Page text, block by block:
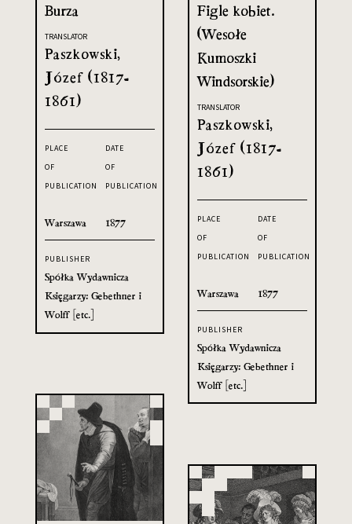
Burza
TRANSLATOR
Paszkowski,
Józef (1817-
1861)
PLACE
OF
PUBLICATION
Warszawa
DATE
OF
PUBLICATION
1877
PUBLISHER
Spółka Wydawnicza
Księgarzy: Gebethner i
Wolff [etc.]
Figle kobiet.
(Wesołe
Kumoszki
Windsorskie)
TRANSLATOR
Paszkowski,
Józef (1817-
1861)
PLACE
OF
PUBLICATION
Warszawa
DATE
OF
PUBLICATION
1877
PUBLISHER
Spółka Wydawnicza
Księgarzy: Gebethner i
Wolff [etc.]